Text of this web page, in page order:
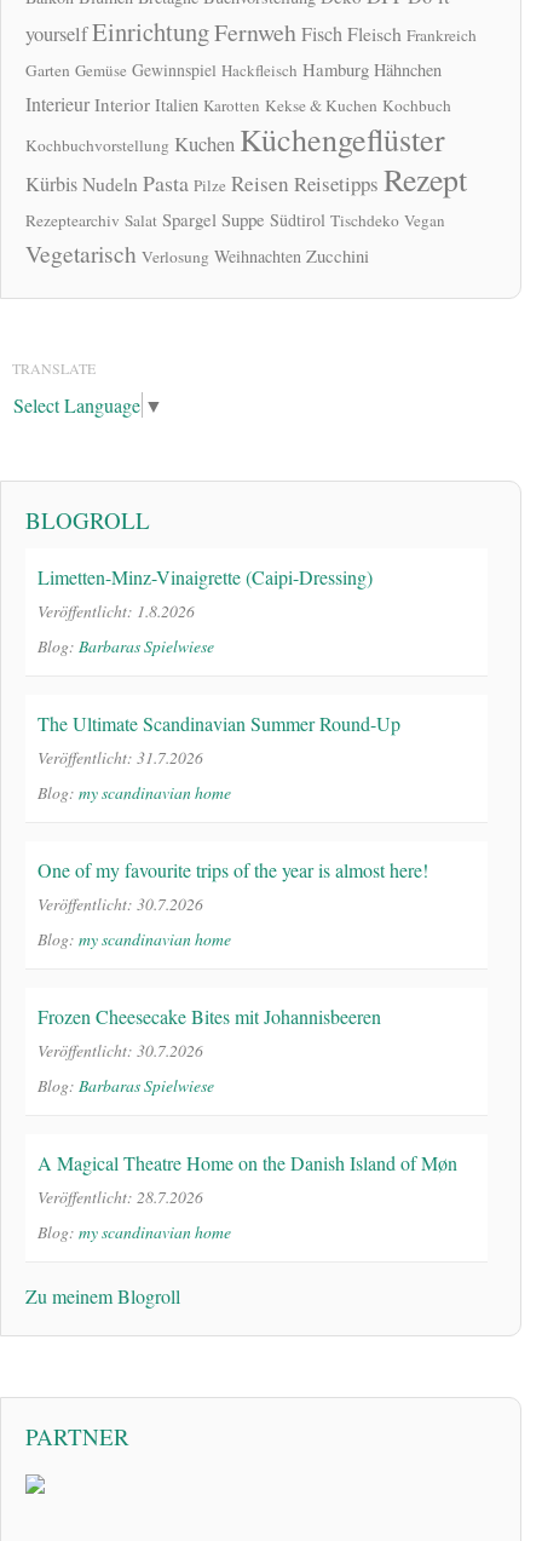
yourselfEinrichtungFernwehFischFleisch Frankreich
Garten Gemüse Gewinnspiel Hackfleisch Hamburg Hähnchen
Interieur Interior Italien Karotten Kekse & Kuchen Kochbuch
Kochbuchvorstellung Kuchen Küchengeflüster
KürbisNudeln Pasta Pilze Reisen Reisetipps Rezept
Rezeptearchiv Salat Spargel Suppe Südtirol Tischdeko Vegan
Vegetarisch Verlosung Weihnachten Zucchini
TRANSLATE
Select Language ▼
BLOGROLL
Limetten-Minz-Vinaigrette (Caipi-Dressing)
Veröffentlicht: 1.8.2026
Blog: Barbaras Spielwiese
The Ultimate Scandinavian Summer Round-Up
Veröffentlicht: 31.7.2026
Blog: my scandinavian home
One of my favourite trips of the year is almost here!
Veröffentlicht: 30.7.2026
Blog: my scandinavian home
Frozen Cheesecake Bites mit Johannisbeeren
Veröffentlicht: 30.7.2026
Blog: Barbaras Spielwiese
A Magical Theatre Home on the Danish Island of Møn
Veröffentlicht: 28.7.2026
Blog: my scandinavian home
Zu meinem Blogroll
PARTNER